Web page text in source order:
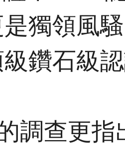
獨領風
級鑽石級
調查更指